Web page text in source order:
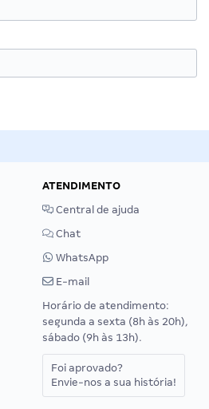
ATENDIMENTO
Central de ajuda
Chat
WhatsApp
E-mail
Horário de atendimento:
segunda a sexta (8h às 20h),
sábado (9h às 13h).
Foi aprovado?
Envie-nos a sua história!